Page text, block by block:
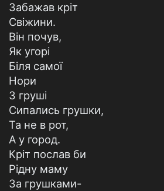
Забажав кріт
Свіжини.
Він почув,
Як угорі
Біля самої
Нори
З груші
Сипались грушки,
Та не в рот,
А у город.
Кріт послав би
Рідну маму
За грушками-